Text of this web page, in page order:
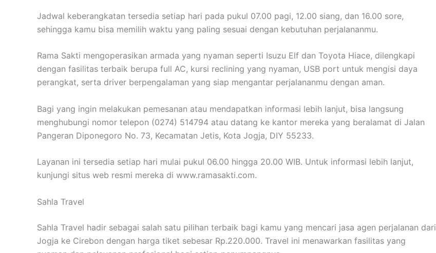
Jadwal keberangkatan tersedia setiap hari pada pukul 07.00 pagi, 12.00 siang, dan 16.00 sore,
sehingga kamu bisa memilih waktu yang paling sesuai dengan kebutuhan perjalananmu.
Rama Sakti mengoperasikan armada yang nyaman seperti Isuzu Elf dan Toyota Hiace, dilengkapi
dengan fasilitas terbaik berupa full AC, kursi reclining yang nyaman, USB port untuk mengisi daya
perangkat, serta driver berpengalaman yang siap mengantar perjalananmu dengan aman.
Bagi yang ingin melakukan pemesanan atau mendapatkan informasi lebih lanjut, bisa langsung
menghubungi nomor telepon (0274) 514794 atau datang ke kantor mereka yang beralamat di Jalan
Pangeran Diponegoro No. 73, Kecamatan Jetis, Kota Jogja, DIY 55233.
Layanan ini tersedia setiap hari mulai pukul 06.00 hingga 20.00 WIB. Untuk informasi lebih lanjut,
kunjungi situs web resmi mereka di www.ramasakti.com.
Sahla Travel
Sahla Travel hadir sebagai salah satu pilihan terbaik bagi kamu yang mencari jasa agen perjalanan dari
Jogja ke Cirebon dengan harga tiket sebesar Rp.220.000. Travel ini menawarkan fasilitas yang